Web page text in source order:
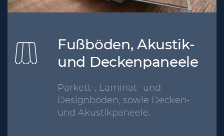
Fußböden, Akustik-
und Deckenpaneele
Parkett-, Laminat- und
Designböden, sowie Decken-
und Akustikpaneele.